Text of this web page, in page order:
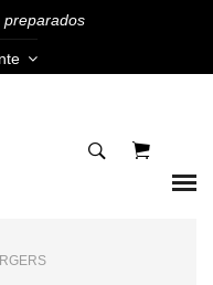
preparados